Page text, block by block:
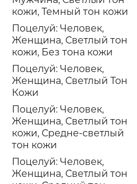
кожи, Темный тон кожи
Поцелуй: Человек,
Женщина, Светлый тон
кожи, Без тона кожи
Поцелуй: Человек,
Женщина, Светлый Тон
Кожи
Поцелуй: Человек,
Женщина, Светлый тон
кожи, Средне-светлый
тон кожи
Поцелуй: Человек,
Женщина, Светлый тон